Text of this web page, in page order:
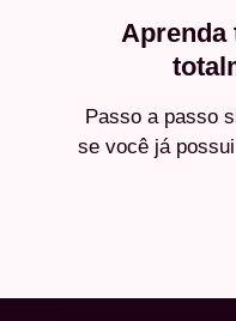
Aprenda
Passo a passo
se você já